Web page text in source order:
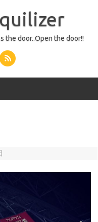
the door..Open the door!!